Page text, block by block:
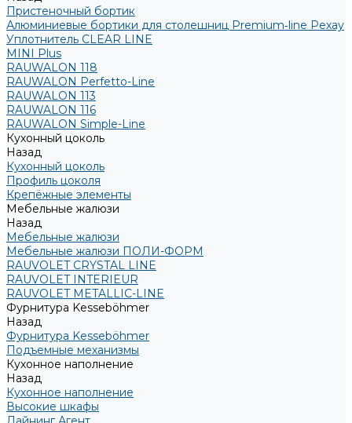
Пристеночный бортик
Алюминиевые бортики для столешниц Premium‑line Рехау
Уплотнитель CLEAR LINE
MINI Plus
RAUWALON 118
RAUWALON Perfetto-Line
RAUWALON 113
RAUWALON 116
RAUWALON Simple-Line
Кухонный цоколь
Назад
Кухонный цоколь
Профиль цоколя
Крепёжные элементы
Мебельные жалюзи
Назад
Мебельные жалюзи
Мебельные жалюзи ПОЛИ-ФОРМ
RAUVOLET CRYSTAL LINE
RAUVOLET INTERIEUR
RAUVOLET METALLIC-LINE
Фурнитура Kesseböhmer
Назад
Фурнитура Kesseböhmer
Подъемные механизмы
Кухонное наполнение
Назад
Кухонное наполнение
Высокие шкафы